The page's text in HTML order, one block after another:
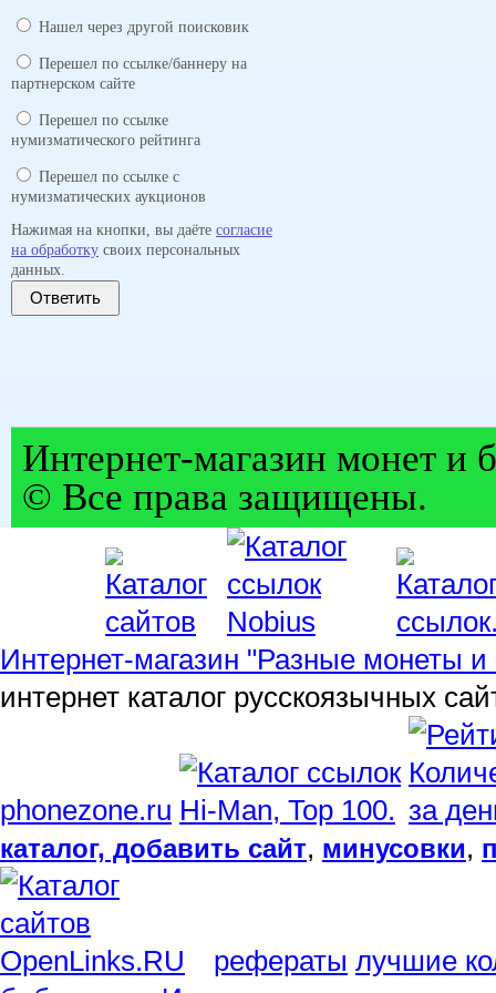
Нашел через другой поисковик
Перешел по ссылке/баннеру на
партнерском сайте
Перешел по ссылке
нумизматического рейтинга
Перешел по ссылке с
нумизматических аукционов
Нажимая на кнопки, вы даёте согласие
на обработку своих персональных
данных.
Ответить
Интернет-магазин монет и
© Все права защищены.
Интернет-магазин "Разные монеты и
интернет каталог русскоязычных
phonezone.ru
каталог, добавить сайт, минусовки,
рефераты лучшие